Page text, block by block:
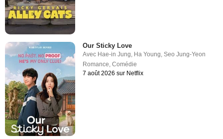
Our Sticky Love
Avec Hae-in Jung, Ha Young,Seo Jung-Yeon
Romance,Comédie
7 août 2026 sur Netflix